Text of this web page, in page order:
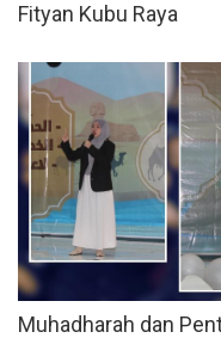
Fityan Kubu Raya
Muhadharah dan